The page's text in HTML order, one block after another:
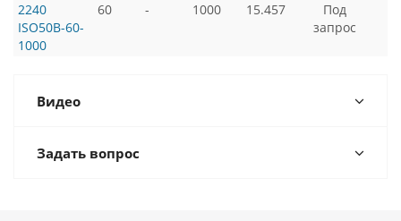
2240
ISO50B-60-
1000
60 - 1000 15.457
Под
запрос
Видео
Задать вопрос